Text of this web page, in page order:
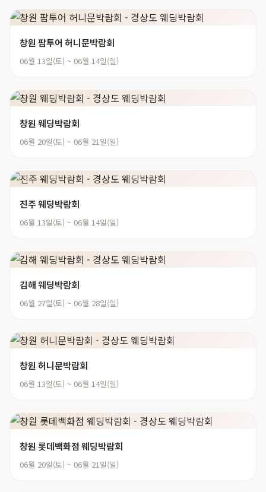
창원 팜투어 허니문박람회
06월 13일(토) ~ 06월 14일(일)
창원 웨딩박람회
06월 20일(토) ~ 06월 21일(일)
진주 웨딩박람회
06월 13일(토) ~ 06월 14일(일)
김해 웨딩박람회
06월 27일(토) ~ 06월 28일(일)
창원 허니문박람회
06월 13일(토) ~ 06월 14일(일)
창원 롯데백화점 웨딩박람회
06월 20일(토) ~ 06월 21일(일)